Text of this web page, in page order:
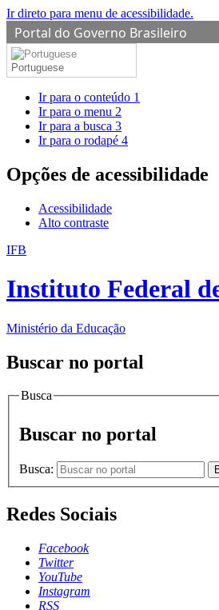
Ir direto para menu de acessibilidade.
Portal do Governo Brasileiro
Portuguese
Ir para o conteúdo 1
Ir para o menu 2
Ir para a busca 3
Ir para o rodapé 4
Opções de acessibilidade
Acessibilidade
Alto contraste
IFB
Instituto Federal
Ministério da Educação
Buscar no portal
Busca
Buscar no portal
Busca:
Redes Sociais
Facebook
Twitter
YouTube
Instagram
RSS